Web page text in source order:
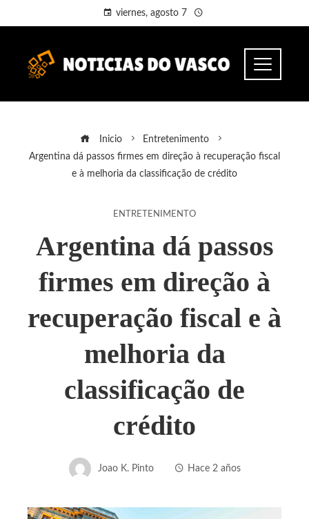
viernes, agosto 7
Inicio
Entretenimento
Argentina dá passos firmes em direção à recuperação fiscal
e à melhoria da classificação de crédito
ENTRETENIMENTO
Argentina dá passos
firmes em direção à
recuperação fiscal e à
melhoria da
classificação de
crédito
Joao K. Pinto Hace 2 años